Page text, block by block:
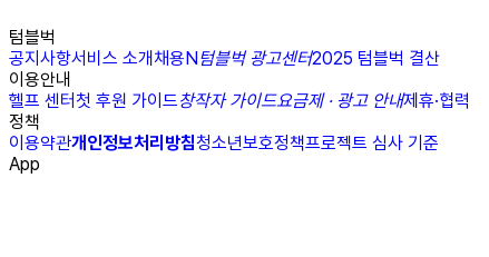
텀블벅
공지사항서비스 소개채용N텀블벅 광고센터2025 텀블벅 결산
이용안내
헬프 센터첫 후원 가이드창작자 가이드요금제 · 광고 안내제휴·협력
정책
이용약관개인정보처리방침청소년보호정책프로젝트 심사 기준
App